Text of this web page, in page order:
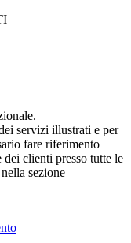
servizi illustrati e per
fare riferimento
dei clienti presso tutte le
sezione